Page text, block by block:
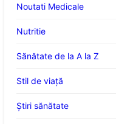
Noutati Medicale
Nutritie
Sănătate de la A la Z
Stil de viaţă
Ştiri sănătate